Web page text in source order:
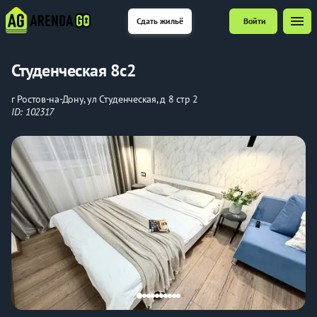
Сдать жильё Войти menu
Студенческая 8с2
г Ростов-на-Дону, ул Студенческая, д 8 стр 2
ID: 102317